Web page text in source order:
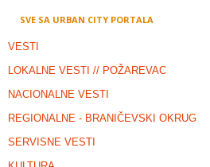
SVE SA URBAN CITY PORTALA
VESTI
LOKALNE VESTI // POŽAREVAC
NACIONALNE VESTI
REGIONALNE - BRANIČEVSKI OKRUG
SERVISNE VESTI